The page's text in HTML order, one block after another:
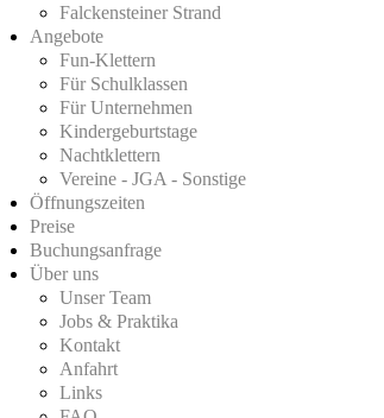
Falckensteiner Strand
Angebote
Fun-Klettern
Für Schulklassen
Für Unternehmen
Kindergeburtstage
Nachtklettern
Vereine - JGA - Sonstige
Öffnungszeiten
Preise
Buchungsanfrage
Über uns
Unser Team
Jobs & Praktika
Kontakt
Anfahrt
Links